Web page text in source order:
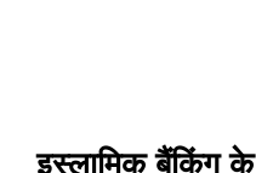
इस्लामिक बैंकिंग